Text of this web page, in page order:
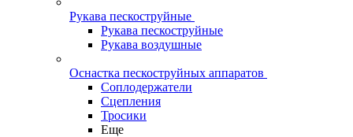
Рукава пескоструйные
Рукава пескоструйные
Рукава воздушные
Оснастка пескоструйных аппаратов
Соплодержатели
Сцепления
Тросики
Еще